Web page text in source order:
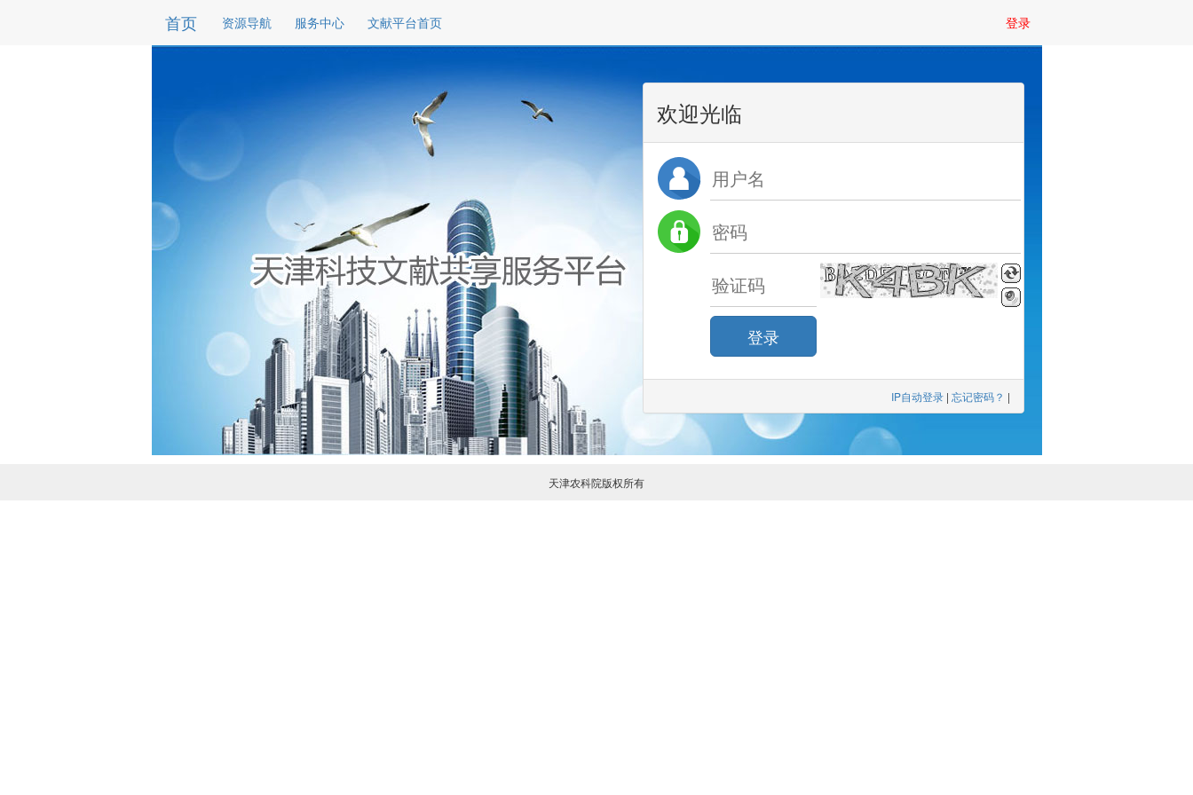
首页 资源导航 服务中心 文献平台首页 登录
欢迎光临
IP自动登录| 忘记密码？ |
天津农科院版权所有